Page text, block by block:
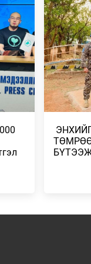
2026/07/23